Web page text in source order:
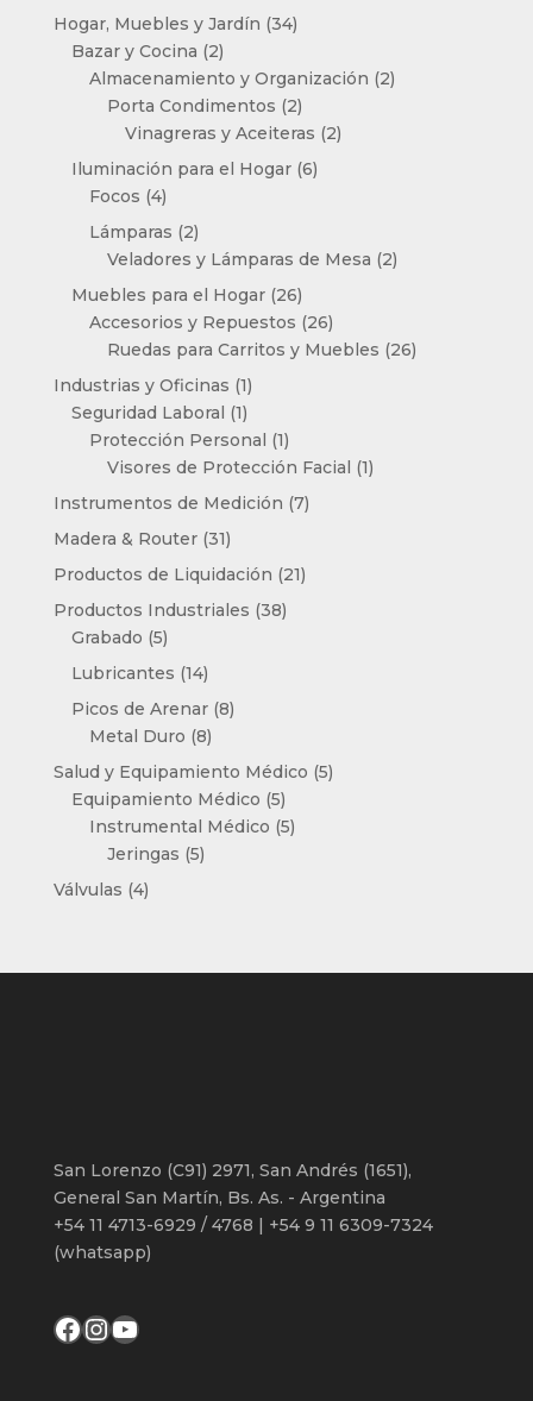
productos
Hogar, Muebles y Jardín 3434
Bazar y Cocina 22
productos
Almacenamiento y Organización 22
Porta Condimentos 22
productos
Vinagreras y Aceiteras 22
Iluminación para el Hogar 66
Focos 44
productos
Lámparas 22
productos
Veladores y Lámparas de Mesa 22
Muebles para el Hogar 2626
productos
Accesorios y Repuestos 2626
productos
Ruedas para Carritos y Muebles 2626
Industrias y Oficinas 11
producto
Seguridad Laboral 11
producto
Protección Personal 11
producto
Visores de Protección Facial 11
Instrumentos de Medición 77
Madera & Router 3131
productos
Productos de Liquidación 2121
Productos Industriales 3838
Grabado 55
productos
Lubricantes 1414
productos
Picos de Arenar 88
Metal Duro 88
productos
Salud y Equipamiento Médico 55
Equipamiento Médico 55
productos
Instrumental Médico 55
Jeringas 55
Válvulas 44
San Lorenzo (C91) 2971, San Andrés (1651),
General San Martín, Bs. As. - Argentina
+54 11 4713-6929 / 4768 | +54 9 11 6309-7324
(whatsapp)
Facebook
Instagram
YouTube